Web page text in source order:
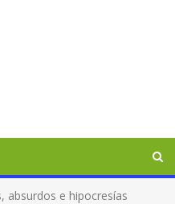
absurdos e hipocresías